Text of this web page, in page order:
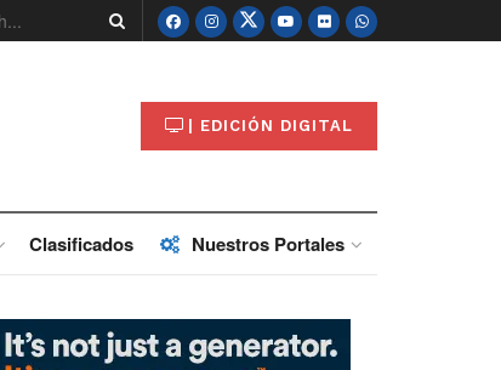
| EDICIÓN DIGITAL
Clasificados Nuestros Portales